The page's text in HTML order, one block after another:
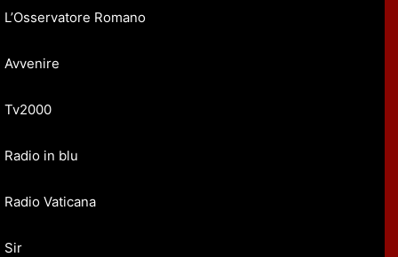
L’Osservatore Romano
Avvenire
Tv2000
Radio in blu
Radio Vaticana
Sir